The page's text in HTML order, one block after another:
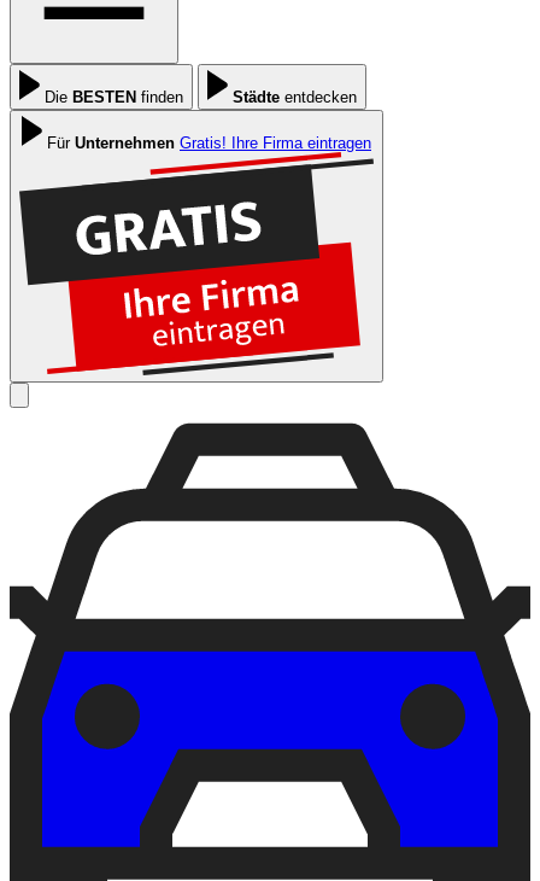
Die BESTEN finden Städte entdecken
Für Unternehmen Gratis! Ihre Firma eintragen